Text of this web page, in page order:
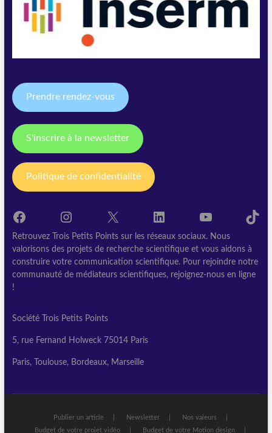
Prendre rendez-vous
S'inscrire à la newsletter
Politique de confidentialité
FacebookInstagram
X LinkedInYouTube
Retrouvez Trois Petits Points sur les réseaux sociaux. Nous
valorisons des projets de recherche scientifique et vous aidons à
construire votre communication scientifique. Pour rejoindre notre
communauté de médiateurs scientifiques, rejoignez-nous en ligne
!
Société Trois Petits Points
5, rue Fernand Holweck 75014 Paris
Paris, Toulouse, Bordeaux, Marseille
Publier un article Newsletter
Nos valeurs
Budget de votre projet vidéo
Budget de votre Motion design